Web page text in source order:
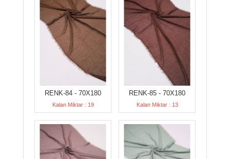
RENK-84 - 70X180
Kalan Miktar : 19
RENK-85 - 70X180
Kalan Miktar : 13